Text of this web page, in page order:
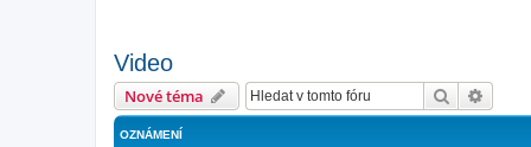
Video
Nové téma Hledat
OZNÁMENÍ